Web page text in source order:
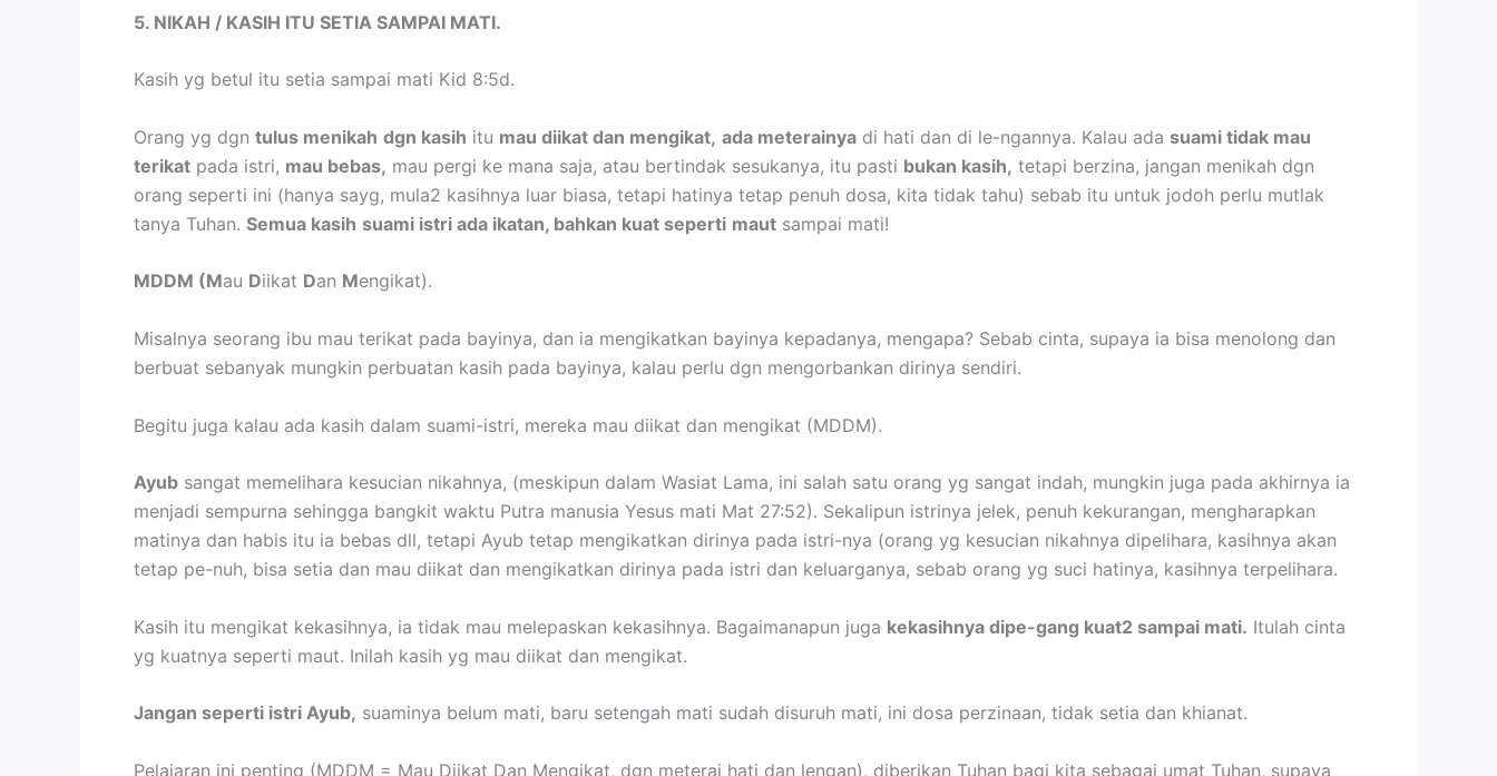
5. NIKAH / KASIH ITU SETIA SAMPAI MATI.
Kasih yg betul itu setia sampai mati Kid 8:5d.
Orang yg dgn tulus menikah dgn kasih itu mau diikat dan mengikat, ada meterainya di hati dan di le-ngannya. Kalau ada suami tidak mau
terikat pada istri, mau bebas, mau pergi ke mana saja, atau bertindak sesukanya, itu pasti bukan kasih, tetapi berzina, jangan menikah dgn
orang seperti ini (hanya sayg, mula2 kasihnya luar biasa, tetapi hatinya tetap penuh dosa, kita tidak tahu) sebab itu untuk jodoh perlu mutlak
tanya Tuhan. Semua kasih suami istri ada ikatan, bahkan kuat seperti maut sampai mati!
MDDM (Mau Diikat Dan Mengikat).
Misalnya seorang ibu mau terikat pada bayinya, dan ia mengikatkan bayinya kepadanya, mengapa? Sebab cinta, supaya ia bisa menolong dan
berbuat sebanyak mungkin perbuatan kasih pada bayinya, kalau perlu dgn mengorbankan dirinya sendiri.
Begitu juga kalau ada kasih dalam suami-istri, mereka mau diikat dan mengikat (MDDM).
Ayub sangat memelihara kesucian nikahnya, (meskipun dalam Wasiat Lama, ini salah satu orang yg sangat indah, mungkin juga pada akhirnya ia
menjadi sempurna sehingga bangkit waktu Putra manusia Yesus mati Mat 27:52). Sekalipun istrinya jelek, penuh kekurangan, mengharapkan
matinya dan habis itu ia bebas dll, tetapi Ayub tetap mengikatkan dirinya pada istri-nya (orang yg kesucian nikahnya dipelihara, kasihnya akan
tetap pe-nuh, bisa setia dan mau diikat dan mengikatkan dirinya pada istri dan keluarganya, sebab orang yg suci hatinya, kasihnya terpelihara.
Kasih itu mengikat kekasihnya, ia tidak mau melepaskan kekasihnya. Bagaimanapun juga kekasihnya dipe-gang kuat2 sampai mati. Itulah cinta
yg kuatnya seperti maut. Inilah kasih yg mau diikat dan mengikat.
Jangan seperti istri Ayub, suaminya belum mati, baru setengah mati sudah disuruh mati, ini dosa perzinaan, tidak setia dan khianat.
Pelajaran ini penting (MDDM = Mau Diikat Dan Mengikat, dgn meterai hati dan lengan), diberikan Tuhan bagi kita sebagai umat Tuhan, supaya